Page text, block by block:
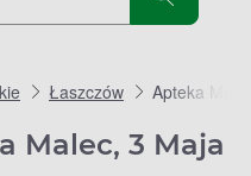
Łaszczów Apteka
Malec, 3 Maja